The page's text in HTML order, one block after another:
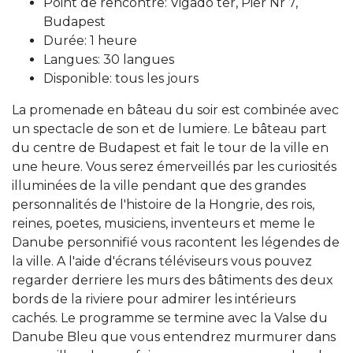
Budapest
Durée: 1 heure
Langues: 30 langues
Disponible: tous les jours
La promenade en bâteau du soir est combinée avec
un spectacle de son et de lumiere. Le bâteau part
du centre de Budapest et fait le tour de la ville en
une heure. Vous serez émerveillés par les curiosités
illuminées de la ville pendant que des grandes
personnalités de l'histoire de la Hongrie, des rois,
reines, poetes, musiciens, inventeurs et meme le
Danube personnifié vous racontent les légendes de
la ville. A l'aide d'écrans téléviseurs vous pouvez
regarder derriere les murs des bâtiments des deux
bords de la riviere pour admirer les intérieurs
cachés. Le programme se termine avec la Valse du
Danube Bleu que vous entendrez murmurer dans